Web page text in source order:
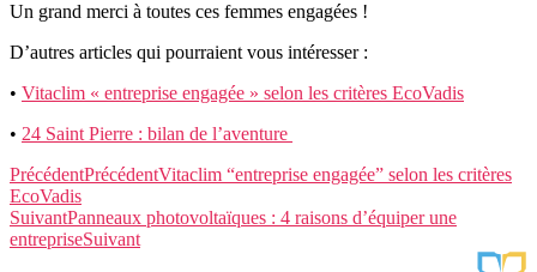
Un grand merci à toutes ces femmes engagées !
D’autres articles qui pourraient vous intéresser :
• Vitaclim « entreprise engagée » selon les critères EcoVadis
• 24 Saint Pierre : bilan de l’aventure
PrécédentPrécédentVitaclim “entreprise engagée” selon les critères
EcoVadis
SuivantPanneaux photovoltaïques : 4 raisons d’équiper une
entrepriseSuivant